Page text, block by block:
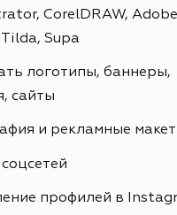
CorelDRAW, Adobe
Supa
логотипы, баннеры,
сайты
и рекламные
профилей в